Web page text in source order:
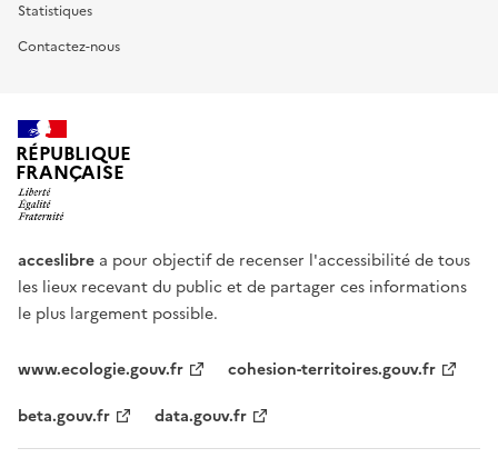
Statistiques
Contactez-nous
RÉPUBLIQUE
FRANÇAISE
acceslibre a pour objectif de recenser l'accessibilité de tous
les lieux recevant du public et de partager ces informations
le plus largement possible.
www.ecologie.gouv.fr
cohesion-territoires.gouv.fr
beta.gouv.fr
data.gouv.fr